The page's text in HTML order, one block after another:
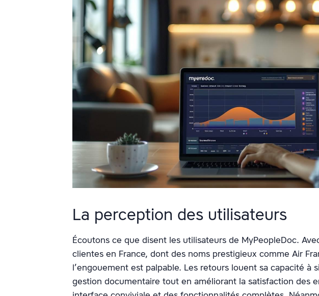
La perception des utilisateurs
Écoutons ce que disent les utilisateurs de MyPeopleDoc.
clientes en France, dont des noms prestigieux comme Air
l’engouement est palpable. Les retours louent sa capacité à
gestion documentaire tout en améliorant la satisfaction des